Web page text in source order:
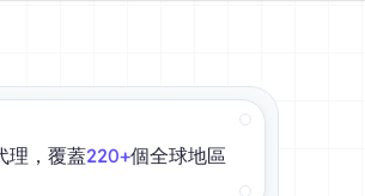
理，覆蓋220+個全球地區